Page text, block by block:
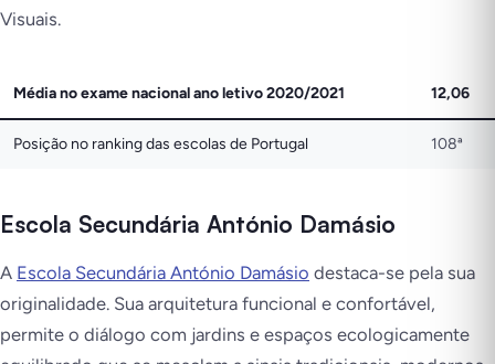
Visuais.
Média no exame nacional ano letivo 2020/2021 12,06
Posição no ranking das escolas de Portugal 108ª
Escola Secundária António Damásio
A Escola Secundária António Damásio destaca-se pela sua
originalidade. Sua arquitetura funcional e confortável,
permite o diálogo com jardins e espaços ecologicamente